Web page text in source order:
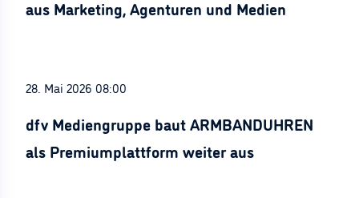
aus Marketing, Agenturen und Medien
28. Mai 2026 08:00
dfv Mediengruppe baut ARMBANDUHREN
als Premiumplattform weiter aus